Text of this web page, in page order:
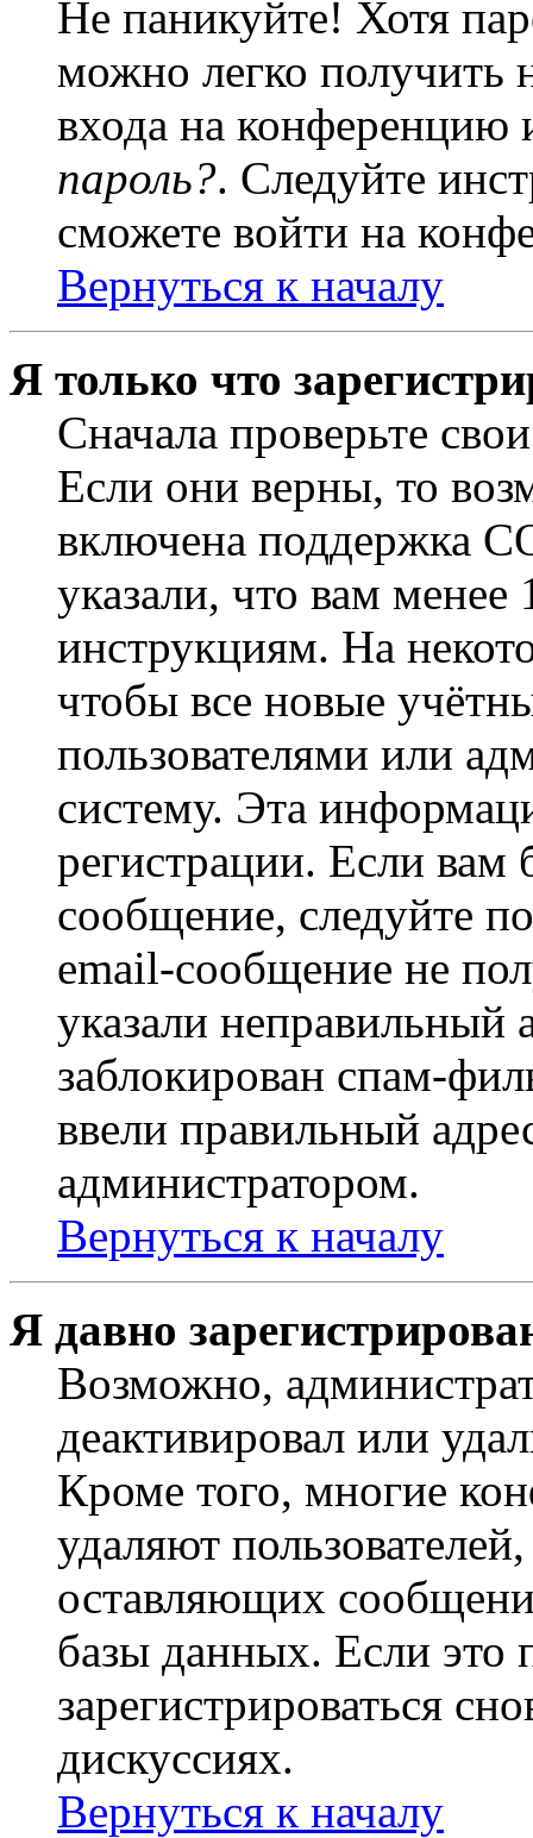
Не паникуйте! Хотя
можно легко получить
входа на
пароль?. Следуйте
сможете войти на
Вернуться к началу
Я только что
Сначала проверьте
Если они верны, то
включена поддержка
указали, что вам
инструкциям. На
чтобы все новые
пользователями или
систему. Эта
регистрации. Если
сообщение, следуйте
email-сообщение не
указали неправильный
заблокирован спам-
ввели правильный
администратором.
Вернуться к началу
Я давно
Возможно,
деактивировал или
Кроме того, многие
удаляют
оставляющих
базы данных. Если это
зарегистрироваться
дискуссиях.
Вернуться к началу